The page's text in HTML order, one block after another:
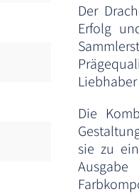
Der
Erfolg
Die
sie zu